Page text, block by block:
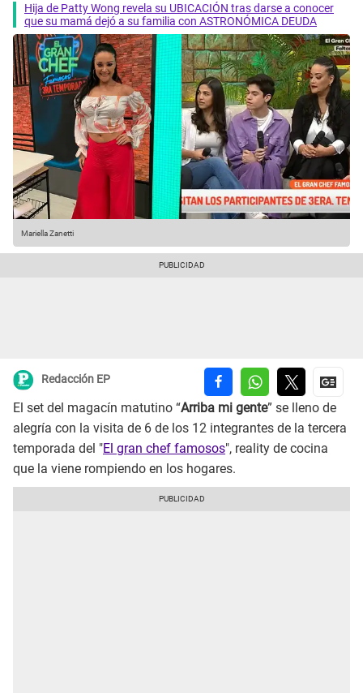
Hija de Patty Wong revela su UBICACIÓN tras darse a conocer
que su mamá dejó a su familia con ASTRONÓMICA DEUDA
Mariella Zanetti
Redacción EP
El set del magacín matutino “Arriba mi gente” se lleno de
alegría con la visita de 6 de los 12 integrantes de la tercera
temporada del "El gran chef famosos", reality de cocina
que la viene rompiendo en los hogares.